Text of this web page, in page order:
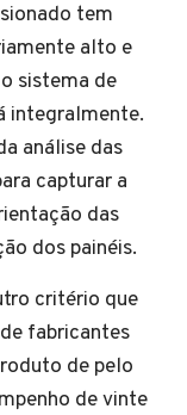
tem
alto e
sistema de
integralmente.
análise das
capturar a
das
dos painéis.
critério que
fabricantes
de pelo
de vinte